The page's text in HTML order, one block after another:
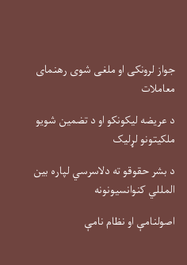
جواز لرونکی او ملغی شوی رهنمای
معاملات
د عریضه لیکونکو او د تضمین شویو
ملکیتونو لړلیک
د بشر حقوقو ته دلاسرسي لپاره بین
المللي کنوانسیونونه
اصولنامې او نظام نامې